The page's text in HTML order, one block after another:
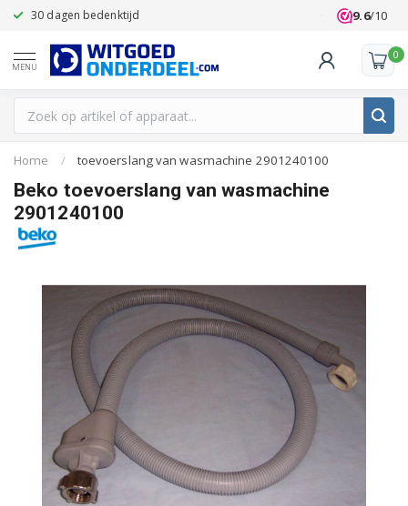
30 dagen bedenktijd Klanten
9.6/10
MENU
0
Home / toevoerslang van wasmachine 2901240100
Beko toevoerslang van wasmachine
2901240100